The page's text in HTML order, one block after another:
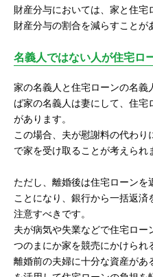
財産分与においては、家と住
財産分与の割合を減らすことが
名義人ではない人が住宅ロ
家の名義人と住宅ローンの名義
ば家の名義人は妻にして、住宅
があります。
この場合、夫が慰謝料の代わ
で家を受け取ることが考えられ
ただし、離婚後は住宅ローン
ことになり、銀行から一括返
注意すべきです。
夫が病気や失業などで住宅ロ
つのまにか家を競売にかけられ
離婚前の夫婦に十分な資産が